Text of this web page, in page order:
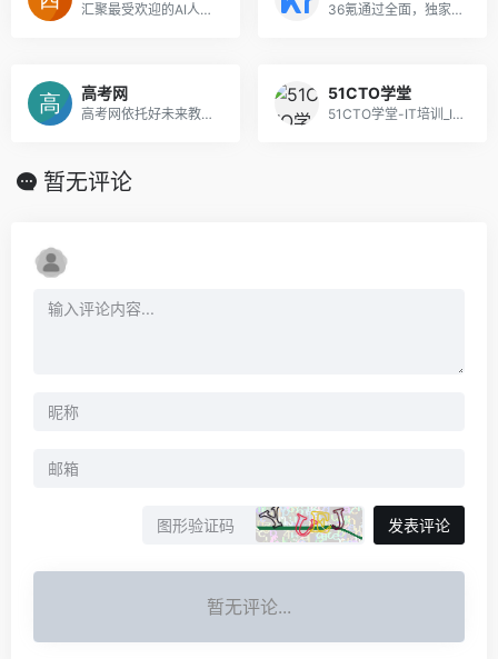
汇聚最受欢迎的AI人工智能工具目录，每天更新新的人工智能工具，按照不同的分类进行发布，如AI方案助手、市场营销、图像生成和视频编辑。 36氪通过全面，独家的视角为用户深度剖析最前沿的资讯，致力于让一部分人先看到未来，内容涵盖快讯，科技，金融，投资，房产，汽车，互联网，股市，教育，生活，职场等，秉承着新商业媒体人的使命砥砺前行
高考网
高考网依托好未来教育强大的教学资源，已实现优秀教学资源共享为己任，建立的适用于高中生学习和交流的专业平台。免费提供2022高考成绩查询功能、新高考政策解读、学习资料下载等相关内容，与全国各地高中生共享高考信息与学习资料。
51CTO学堂
51CTO学堂-IT培训_IT人充电上51CTO学堂
暂无评论
发表评论
暂无评论...